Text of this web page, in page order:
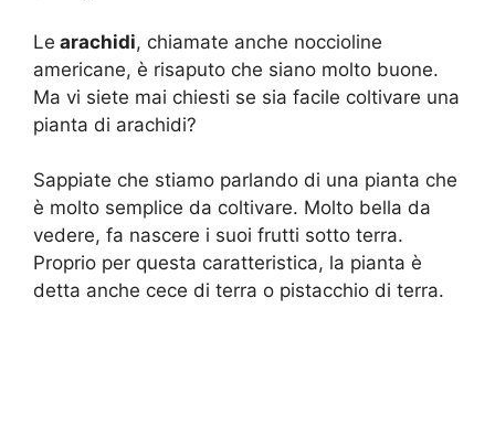
Le arachidi, chiamate anche noccioline
americane, è risaputo che siano molto buone.
Ma vi siete mai chiesti se sia facile coltivare una
pianta di arachidi?
Sappiate che stiamo parlando di una pianta che
è molto semplice da coltivare. Molto bella da
vedere, fa nascere i suoi frutti sotto terra.
Proprio per questa caratteristica, la pianta è
detta anche cece di terra o pistacchio di terra.